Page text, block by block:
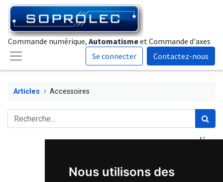
Nous utilisons des
Commande numérique, Automatismeet Commande d'axes
Se connecter
Contactez-nous
Articles Accessoires